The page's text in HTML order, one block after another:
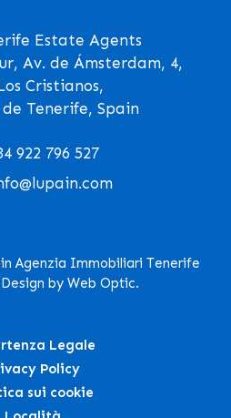
Estate Agents
Av. de Ámsterdam, 4,
Cristianos,
Tenerife, Spain
922 796 527
Agenzia Immobiliari Tenerife
by Web Optic.
Legale
Policy
sui cookie